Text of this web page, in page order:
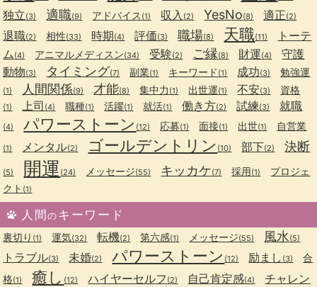
独立(3) 適職(9) アドバイス (1) 収入 (2) YesNo(8) 適正(2)
退職(2) 相性(33) 時期(4) 評価(3) 職場(8) 天職(11)
トーテ
ム (4) アニマルメディスン(34) 受験(2) ご縁(8) 財運(4)
守護
動物(3) タイミング(7) 副業(1) キーワード (1) 成功(3) 勉強運
(1) 人間関係(9) 才能(8) 集中力 (1) 出世運(1) 不安(3) 資格
(1) 上司 (4) 職種(1) 活躍(1) 就活(1) 働き方(2) 試練(3) 就職
(4) パワーストーン (12) 応募(1) 面接(1) 出世(1) 自営業
(1) メンタル(2) ゴールデントリン (10) 部下(2) 決断
(5) 開運 (24) メッセージ(55) キッカケ(7) 採用(1)
プロジェ
クト (1)
人間のキーワード
裏切り (1) 運気(32) 転機(2) 第六感(1) メッセージ(55) 風水(5)
トラブル(3) 未婚(2) パワーストーン (12) 励まし (3)
合
格(1) 癒し (12) ハイヤーセルフ (2) 自己肯定感(4)
チャレン